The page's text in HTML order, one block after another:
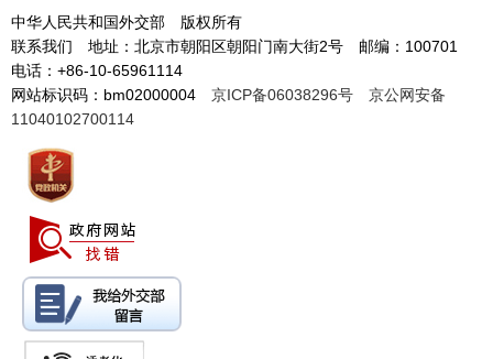
中华人民共和国外交部 版权所有
联系我们 地址：北京市朝阳区朝阳门南大街2号 邮编：100701
电话：+86-10-65961114
网站标识码：bm02000004 京ICP备06038296号
京公网安备
11040102700114